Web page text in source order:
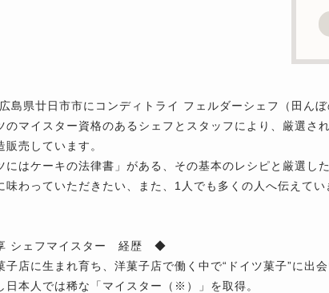
島県廿日市市にコンディトライ フェルダーシェフ（田ん
のマイスター資格のあるシェフとスタッフにより、厳選さ
販売しています。
にはケーキの法律書」がある、その基本のレシピと厳選し
味わっていただきたい、また、1人でも多くの人へ伝えて
シェフマイスター 経歴 ◆
子店に生まれ育ち、洋菓子店で働く中で“ドイツ菓子”に出
日本人では稀な「マイスター（※）」を取得。